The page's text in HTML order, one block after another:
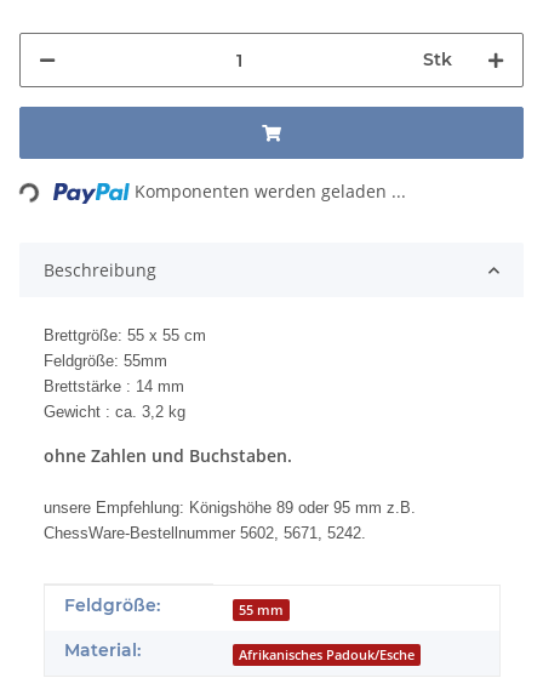
Stk
Loading... Komponenten werden geladen ...
Beschreibung
Brettgröße: 55 x 55 cm
Feldgröße: 55mm
Brettstärke : 14 mm
Gewicht : ca. 3,2 kg
ohne Zahlen und Buchstaben.
unsere Empfehlung: Königshöhe 89 oder 95 mm z.B.
ChessWare-Bestellnummer 5602, 5671, 5242.
Produkteigenschaft
Wert
Feldgröße: 55 mm
Material: Afrikanisches Padouk/Esche